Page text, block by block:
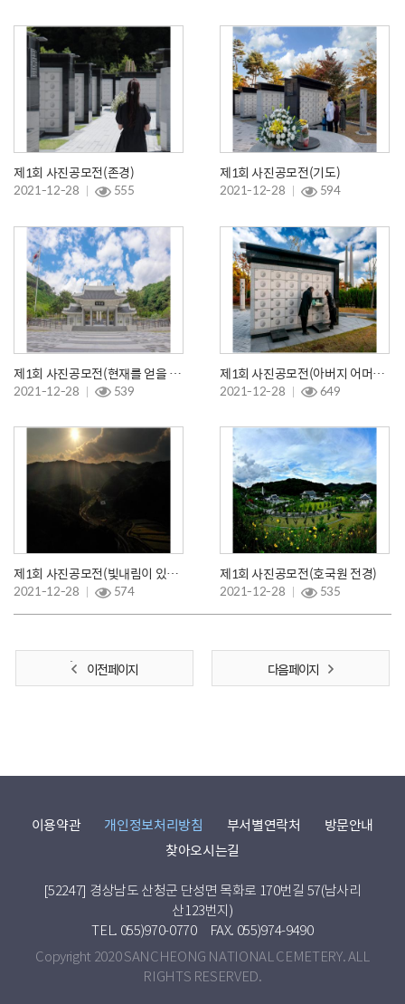
제1회 사진공모전(존경)
2021-12-28 555
제1회 사진공모전(기도)
2021-12-28 594
제1회 사진공모전(현재를 얻을 수 있었던 이유)
2021-12-28 539
제1회 사진공모전(아버지 어머니 보고싶습니다)
2021-12-28 649
제1회 사진공모전(빛내림이 있는 호국원)
2021-12-28 574
제1회 사진공모전(호국원 전경)
2021-12-28 535
이전 페이지 다음 페이지
이용약관 개인정보처리방침 부서별연락처
방문안내
찾아오시는길
[52247] 경상남도 산청군 단성면 목화로 170번길 57(남사리
산123번지)
TEL. 055)970-0770
FAX. 055)974-9490
Copyright 2020 SANCHEONG NATIONAL CEMETERY. ALL
RIGHTS RESERVED.